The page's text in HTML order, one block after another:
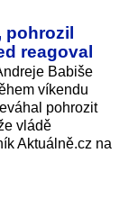
pohrozil
reagoval
Babiše
víkendu
pohrozit
vládě
Aktuálně.cz na